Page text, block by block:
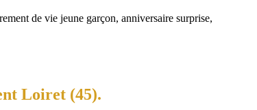
de vie jeune garçon, anniversaire surprise,
Loiret (45).